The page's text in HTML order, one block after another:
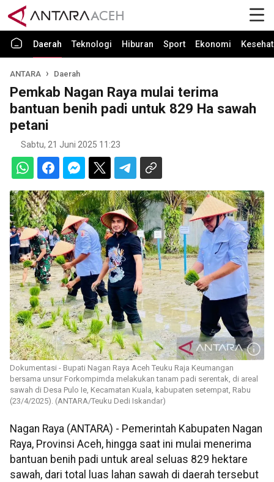
Daerah Teknologi Hiburan Sport Ekonomi
ANTARA Daerah
Pemkab Nagan Raya mulai terima
bantuan benih padi untuk 829 Ha sawah
petani
Sabtu, 21 Juni 2025 11:23
Dokumentasi - Bupati Nagan Raya Aceh Teuku Raja Keumangan
bersama unsur Forkompimda melakukan tanam padi serentak, di areal
sawah di Desa Pulo Ie, Kecamatan Kuala, kabupaten setempat, Rabu
(23/4/2025). (ANTARA/Teuku Dedi Iskandar)
Nagan Raya (ANTARA) - Pemerintah Kabupaten Nagan
Raya, Provinsi Aceh, hingga saat ini mulai menerima
bantuan benih padi untuk areal seluas 829 hektare
sawah, dari total luas lahan sawah di daerah tersebut